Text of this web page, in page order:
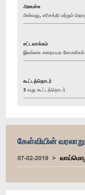
அமைச்சு
மின்வலு, எரிசக்தி மற்றும்
சட்டவாக்கம்
இலங்கை சனநாயக சோசலிசக்
கூட்டத்தொடர்
3 வது கூட்டத்தொடர்
கேள்வியின் வரலாறு
07-02-2019